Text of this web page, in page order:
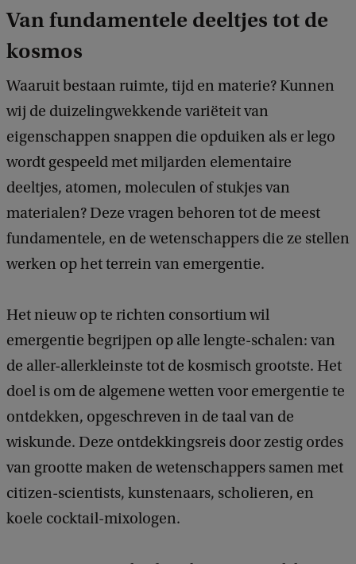
Van fundamentele deeltjes tot de
kosmos
Waaruit bestaan ruimte, tijd en materie? Kunnen
wij de duizelingwekkende variëteit van
eigenschappen snappen die opduiken als er lego
wordt gespeeld met miljarden elementaire
deeltjes, atomen, moleculen of stukjes van
materialen? Deze vragen behoren tot de meest
fundamentele, en de wetenschappers die ze stellen
werken op het terrein van emergentie.
Het nieuw op te richten consortium wil
emergentie begrijpen op alle lengte-schalen: van
de aller-allerkleinste tot de kosmisch grootste. Het
doel is om de algemene wetten voor emergentie te
ontdekken, opgeschreven in de taal van de
wiskunde. Deze ontdekkingsreis door zestig ordes
van grootte maken de wetenschappers samen met
citizen-scientists, kunstenaars, scholieren, en
koele cocktail-mixologen.